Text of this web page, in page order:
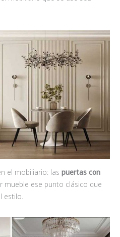
el mobiliario: las puertas con
mueble ese punto clásico que